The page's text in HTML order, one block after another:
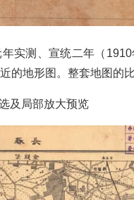
实测、宣统二年（
的地形图。整套地图的
及局部放大预览